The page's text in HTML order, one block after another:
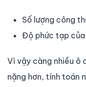
Số lượng công
Độ phức tạp
Vì vậy càng nhiều ô
nặng hơn, tính toán